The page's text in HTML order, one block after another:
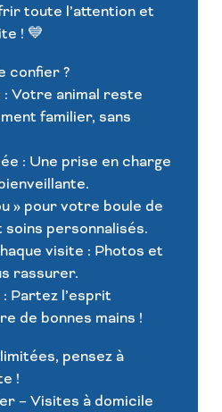
toute l’attention et
! 💙
confier ?
Votre animal reste
familier, sans
: Une prise en charge
» pour votre boule de
personnalisés.
visite : Photos et
rassurer.
Partez l’esprit
de bonnes mains !
pensez à
!
– Visites à domicile